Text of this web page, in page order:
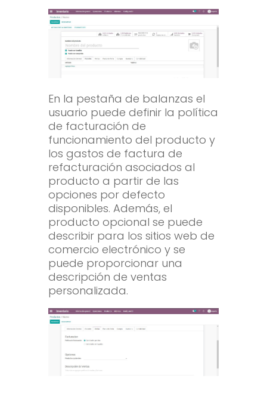
En la pestaña de balanzas el
usuario puede definir la política
de facturación de
funcionamiento del producto y
los gastos de factura de
refacturación asociados al
producto a partir de las
opciones por defecto
disponibles. Además, el
producto opcional se puede
describir para los sitios web de
comercio electrónico y se
puede proporcionar una
descripción de ventas
personalizada.